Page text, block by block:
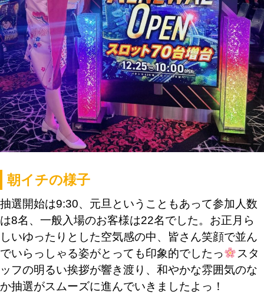
朝イチの様子
抽選開始は9:30、元旦ということもあって参加人数
は8名、一般入場のお客様は22名でした。お正月ら
しいゆったりとした空気感の中、皆さん笑顔で並ん
でいらっしゃる姿がとっても印象的でしたっ
スタ
ッフの明るい挨拶が響き渡り、和やかな雰囲気のな
か抽選がスムーズに進んでいきましたよっ！